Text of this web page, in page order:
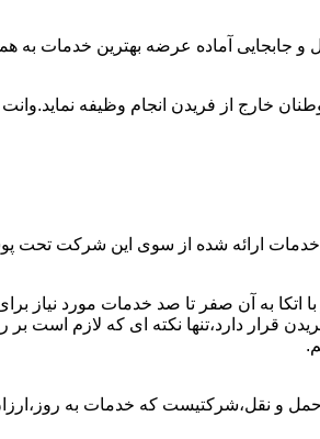
و جابجایی آماده عرضه بهترین خدمات به
از فریدن انجام وظیفه نماید.وانت
خدمات ارائه شده از سوی این شرکت تحت
به آن صفر تا صد خدمات مورد نیاز برای
دارد،تنها نکته ای که لازم است بر
و نقل،شرکتیست که خدمات به